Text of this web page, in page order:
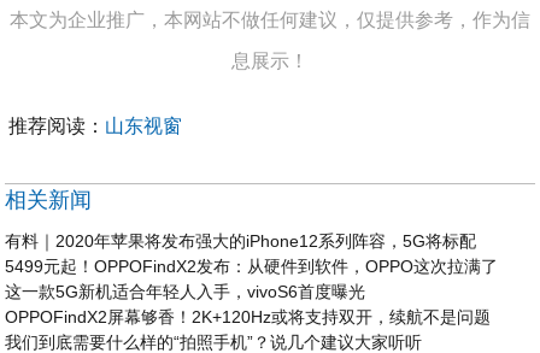
本文为企业推广，本网站不做任何建议，仅提供参考，作为信
息展示！
推荐阅读： 山东视窗
相关新闻
有料｜2020年苹果将发布强大的iPhone12系列阵容，5G将标配
5499元起！OPPOFindX2发布：从硬件到软件，OPPO这次拉满了
这一款5G新机适合年轻人入手，vivoS6首度曝光
OPPOFindX2屏幕够香！2K+120Hz或将支持双开，续航不是问题
我们到底需要什么样的“拍照手机”？说几个建议大家听听